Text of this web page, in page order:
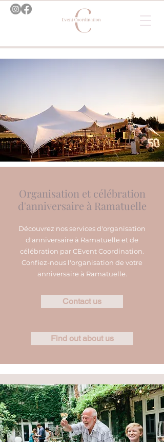
Organisation et célébration
d'anniversaire à Ramatuelle
Découvrez nos services d'organisation
d'anniversaire à Ramatuelle et de
célébration par CEvent Coordination.
Confiez-nous l'organisation de votre
anniversaire à Ramatuelle.
Contact us
Find out about us